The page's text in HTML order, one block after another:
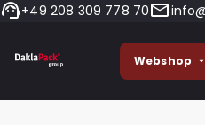
+49 208 309 778 70
Webshop